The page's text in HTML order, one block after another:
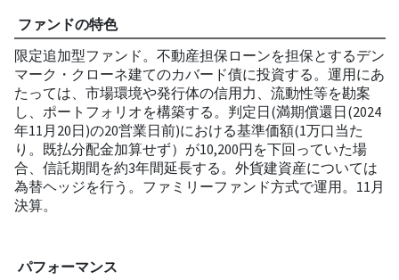
ファンドの特色
限定追加型ファンド。不動産担保ローンを担保とするデン
マーク・クローネ建てのカバード債に投資する。運用にあ
たっては、市場環境や発行体の信用力、流動性等を勘案
し、ポートフォリオを構築する。判定日(満期償還日(2024
年11月20日)の20営業日前)における基準価額(1万口当た
り。既払分配金加算せず）が10,200円を下回っていた場
合、信託期間を約3年間延長する。外貨建資産については
為替ヘッジを行う。ファミリーファンド方式で運用。11月
決算。
パフォーマンス